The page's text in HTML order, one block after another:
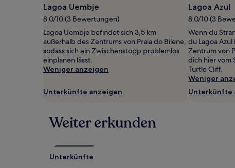
24 Stunden
für
einen
Aufenthalt
mit
1 Übernachtung
von
2 Erwachsenen
Preise
können
können
Lagoa Uembje
8.0/10 (3 Bewertungen)
Lagoa Uembje befindet sich 3,5 km
außerhalb des Zentrums von Praia do Bilene,
sodass sich ein Zwischenstopp problemlos
einplanen lässt.
Weniger anzeigen
Unterkünfte anzeigen
Lagoa Azul
8.0/10 (3
Wenn du
du Lagoa Azul
Zentrum von
dich hier vom
Turtle Cliff.
Weniger
Unterkünfte
Weiter erkunden
Unterkünfte